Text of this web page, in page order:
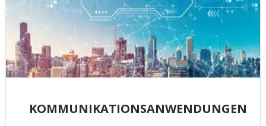
KOMMUNIKATIONSANWENDUNGEN